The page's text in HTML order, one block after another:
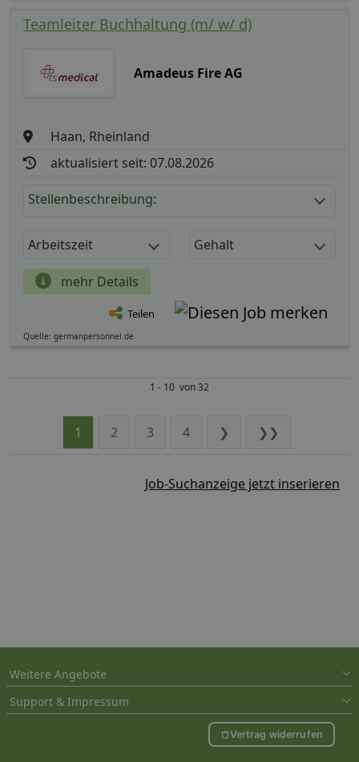
Teamleiter Buchhaltung (m/ w/ d)
Amadeus Fire AG
Haan, Rheinland
aktualisiert seit: 07.08.2026
Stellenbeschreibung:
Arbeitszeit Gehalt
mehr Details
Teilen
Quelle: germanpersonnel.de
1 - 10 von 32
1 2 3 4 ❯ ❯❯
Job-Suchanzeige jetzt inserieren
Weitere Angebote
Support & Impressum
Vertrag widerrufen